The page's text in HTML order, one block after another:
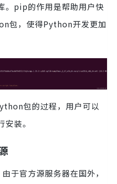
。pip的作用是帮助用户快
包，使得Python开发更加
包的过程，用户可以
装。
于官方源服务器在国外，